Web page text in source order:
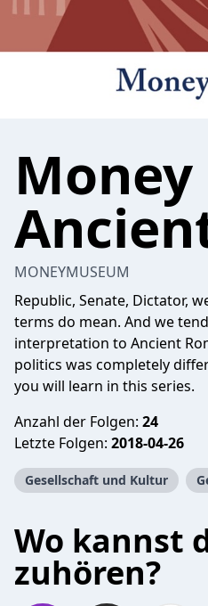
MONEYMUSEUM
Republic, Senate, Dictator,
terms do mean. And we
interpretation to Ancient
politics was completely
you will learn in this series.
Anzahl der Folgen: 24
Letzte Folgen: 2018-04-26
Gesellschaft und Kultur
Wo kannst
zuhören?